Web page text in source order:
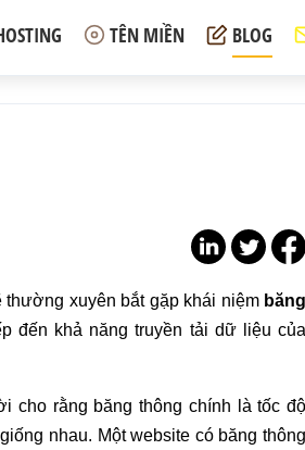
TÊN MIỀN BLOG
thường xuyên bắt gặp khái niệm băng
đến khả năng truyền tải dữ liệu của
cho rằng băng thông chính là tốc độ
nhau. Một website có băng thông